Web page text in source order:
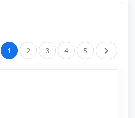
1 2 3 4 5 След.